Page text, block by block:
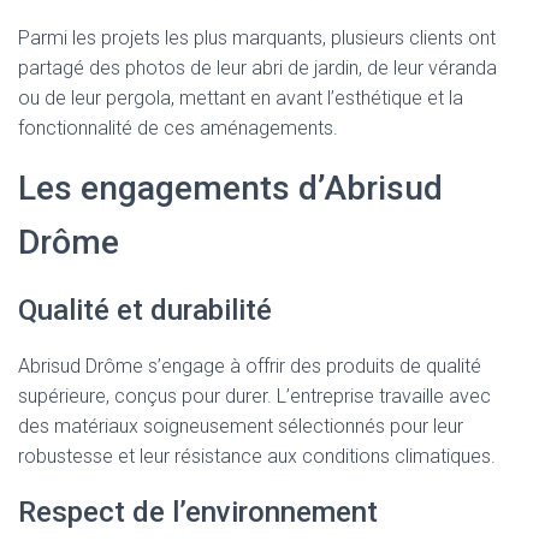
Parmi les projets les plus marquants, plusieurs clients ont
partagé des photos de leur abri de jardin, de leur véranda
ou de leur pergola, mettant en avant l’esthétique et la
fonctionnalité de ces aménagements.
Les engagements d’Abrisud
Drôme
Qualité et durabilité
Abrisud Drôme s’engage à offrir des produits de qualité
supérieure, conçus pour durer. L’entreprise travaille avec
des matériaux soigneusement sélectionnés pour leur
robustesse et leur résistance aux conditions climatiques.
Respect de l’environnement